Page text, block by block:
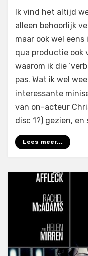
door Filmofiel.nl
Laat een reactie
Ik vind het altijd
alleen behoorlijk
maar ook wel
qua productie ook
waarom ik die
pas. Wat ik wel
interessante
van on-acteur
disc 1?) gezien,
Lees meer...